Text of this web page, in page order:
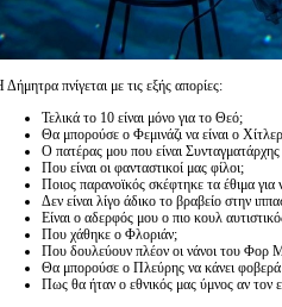
Δήμητρα πνίγεται με τις εξής απορίες:
Τελικά το 10 είναι μόνο για το Θεό;
Θα μπορούσε ο Φεμινάζι να είναι ο
Ο πατέρας μου που είναι
Που είναι οι φανταστικοί μας φίλοι;
Ποιος παρανοϊκός σκέφτηκε τα έθιμα για
Δεν είναι λίγο άδικο το βραβείο στην
Είναι ο αδερφός μου ο πιο κουλ
Που χάθηκε ο Φλοριάν;
Που δουλεύουν πλέον οι νάνοι του Φορ
Θα μπορούσε ο Πλεύρης να κάνει
Πως θα ήταν ο εθνικός μας ύμνος αν τον